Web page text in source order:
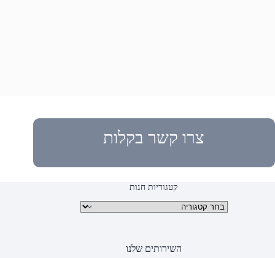
צרו קשר בקלות
קטגוריות חנות
קטגוריות מוצרים
השירותים שלנו